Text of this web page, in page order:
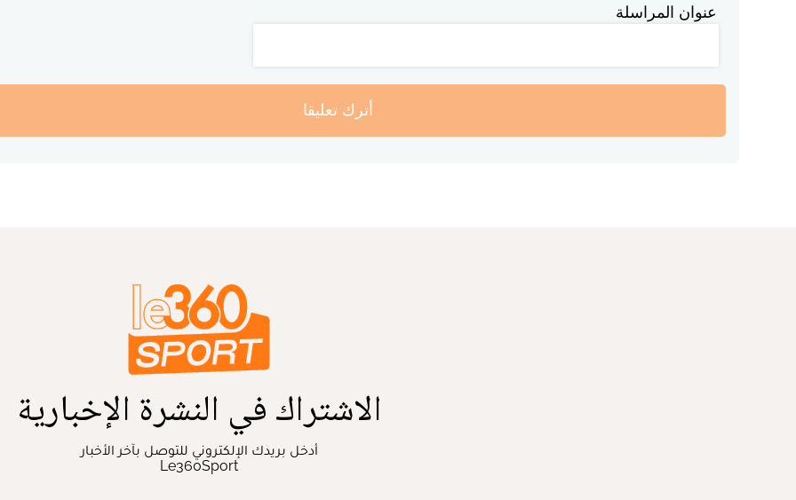
عنوان المراسلة
أترك تعليقا
الاشتراك في النشرة الإخبارية
أدخل بريدك الإلكتروني للتوصل بآخر الأخبار
Le360Sport